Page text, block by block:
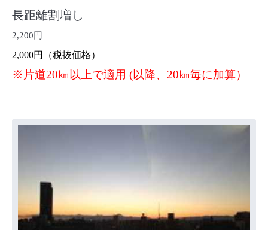
長距離割増し
2,200円
2,000円（税抜価格）
※片道20㎞以上で適用 (以降、20㎞毎に加算）